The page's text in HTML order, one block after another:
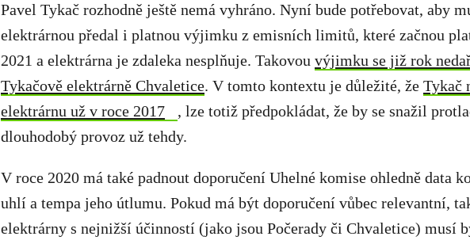
Pavel Tykač rozhodně ještě nemá vyhráno. Nyní bude potřebovat, aby
elektrárnou předal i platnou výjimku z emisních limitů, které začnou
2021 a elektrárna je zdaleka nesplňuje. Takovou výjimku se již rok
Tykačově elektrárně Chvaletice. V tomto kontextu je důležité, že Tykač
elektrárnu už v roce 2017
, lze totiž předpokládat, že by se snažil
dlouhodobý provoz už tehdy.
V roce 2020 má také padnout doporučení Uhelné komise ohledně data
uhlí a tempa jeho útlumu. Pokud má být doporučení vůbec relevantní,
elektrárny s nejnižší účinností (jako jsou Počerady či Chvaletice) musí